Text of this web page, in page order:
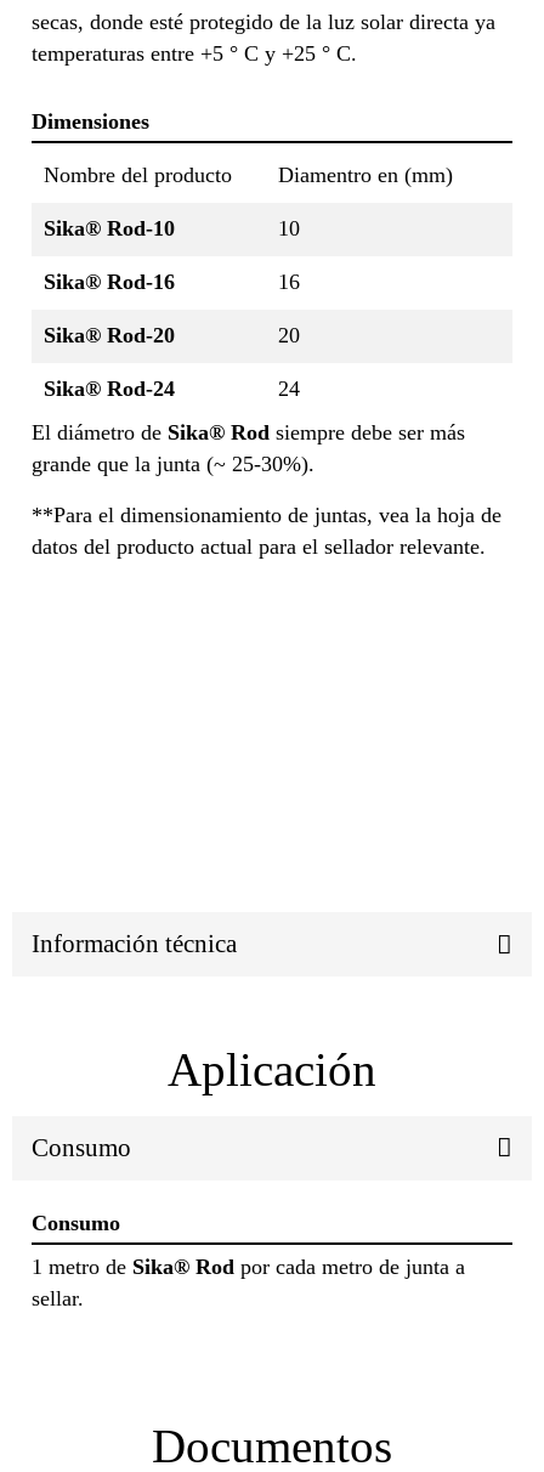
secas, donde esté protegido de la luz solar directa ya
temperaturas entre +5 ° C y +25 ° C.
Dimensiones
Nombre del producto Diamentro en (mm)
Sika® Rod-10 10
Sika® Rod-16 16
Sika® Rod-20 20
Sika® Rod-24
24
El diámetro de Sika® Rod siempre debe ser más
grande que la junta (~ 25-30%).
**Para el dimensionamiento de juntas, vea la hoja de
datos del producto actual para el sellador relevante.
Información técnica
Aplicación
Consumo
Consumo
1 metro de Sika® Rod por cada metro de junta a
sellar.
Documentos